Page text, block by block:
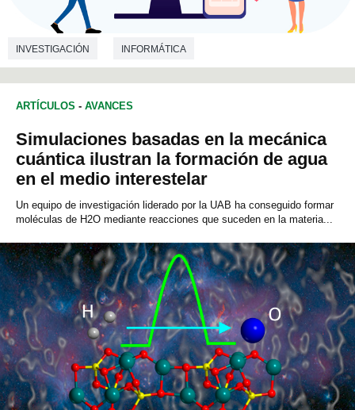
INVESTIGACIÓN INFORMÁTICA
ARTÍCULOS - AVANCES
Simulaciones basadas en la mecánica
cuántica ilustran la formación de agua
en el medio interestelar
Un equipo de investigación liderado por la UAB ha conseguido formar
moléculas de H2O mediante reacciones que suceden en la materia...